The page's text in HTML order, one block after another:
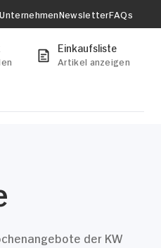
UnternehmenNewsletterFAQs
Einkaufsliste
Artikel anzeigen
der KW